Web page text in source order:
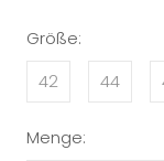
Größe:
42
44
Menge: